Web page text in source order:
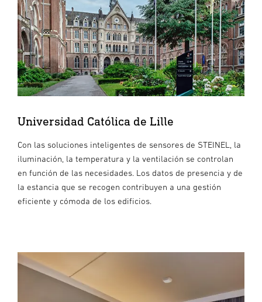
Universidad Católica de Lille
Con las soluciones inteligentes de sensores de STEINEL, la
iluminación, la temperatura y la ventilación se controlan
en función de las necesidades. Los datos de presencia y de
la estancia que se recogen contribuyen a una gestión
eficiente y cómoda de los edificios.